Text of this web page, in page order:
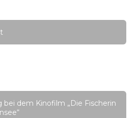
bei dem Kinofilm „Die Fischerin